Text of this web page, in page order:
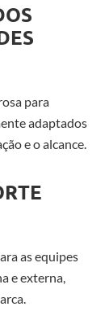
para
adaptados
e o alcance.
as equipes
e externa,